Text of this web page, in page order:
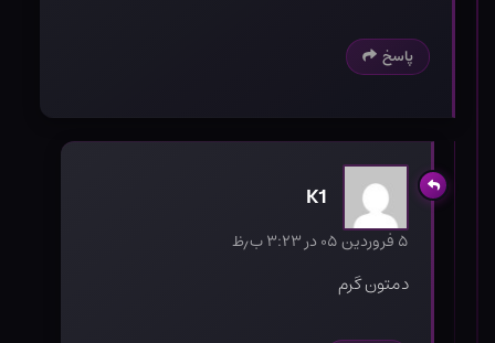
پاسخ
K1
۵ فروردین ۰۵ در ۳:۲۳ ب٫ظ
دمتون گرم